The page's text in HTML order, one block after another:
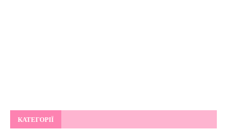
КАТЕГОРІЇ